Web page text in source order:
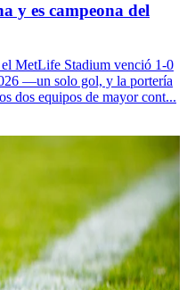
y es campeona del
el MetLife Stadium venció 1-0
—un solo gol, y la portería
dos equipos de mayor cont...